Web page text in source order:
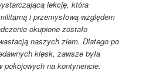
lekcję, która
i przemysłową względem
okupione zostało
naszych ziem. Dlatego po
klęsk, zawsze była
na kontynencie.